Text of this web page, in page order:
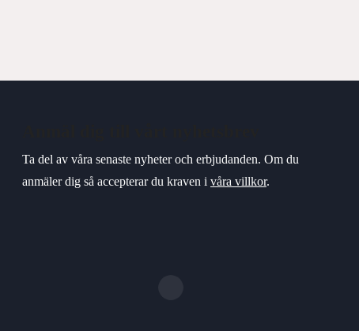
Ta del av våra senaste nyheter och erbjudanden. Om du
anmäler dig så accepterar du kraven i våra villkor.